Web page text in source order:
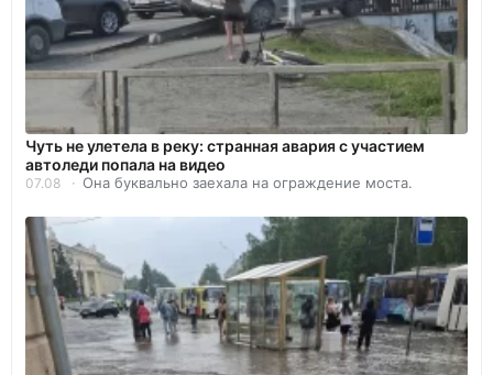
Чуть не улетела в реку: странная авария с участием
автоледи попала на видео
07.08 Она буквально заехала на ограждение моста.